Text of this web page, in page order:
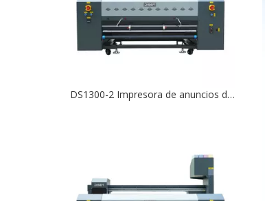
DS1300-2 Impresora de anuncios de banderas digitales con cabezal doble de 1,3 m